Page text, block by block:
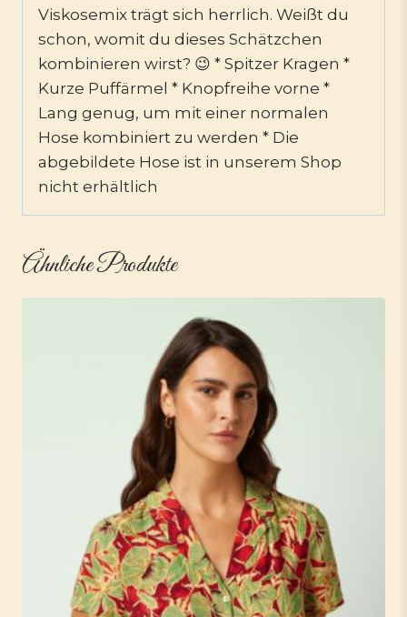
Viskosemix trägt sich herrlich. Weißt du
schon, womit du dieses Schätzchen
kombinieren wirst? 😉 * Spitzer Kragen *
Kurze Puffärmel * Knopfreihe vorne *
Lang genug, um mit einer normalen
Hose kombiniert zu werden * Die
abgebildete Hose ist in unserem Shop
nicht erhältlich
Ähnliche Produkte